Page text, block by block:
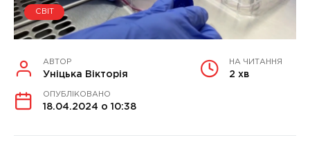
СВІТ
АВТОР
Уніцька Вікторія
НА ЧИТАННЯ
2 хв
ОПУБЛІКОВАНО
18.04.2024 о 10:38